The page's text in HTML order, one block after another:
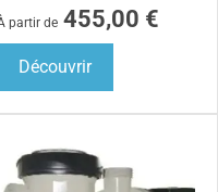
partir de 455,00 €
Découvrir